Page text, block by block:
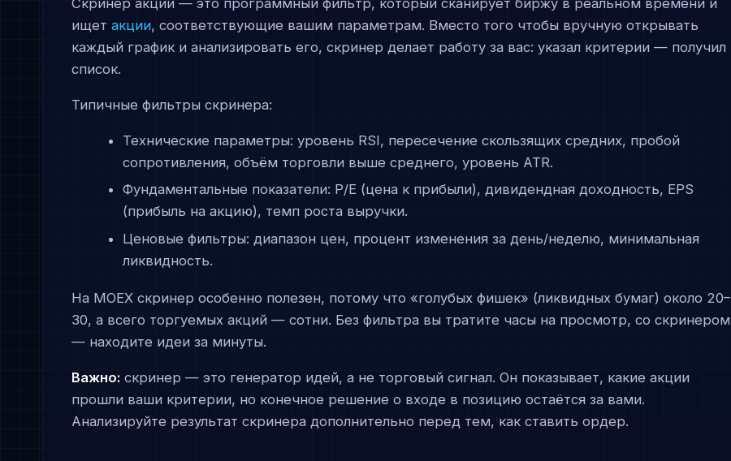
Скринер акций — это программный фильтр, который сканирует биржу в реальном времени и
ищетакции, соответствующие вашим параметрам. Вместо того чтобы вручную открывать
каждый график и анализировать его, скринер делает работу за вас: указал критерии — получил
список.
Типичные фильтры скринера:
Технические параметры: уровень RSI, пересечение скользящих средних, пробой
сопротивления, объём торговли выше среднего, уровень ATR.
Фундаментальные показатели: P/E (цена к прибыли), дивидендная доходность, EPS
(прибыль на акцию), темп роста выручки.
Ценовые фильтры: диапазон цен, процент изменения за день/неделю, минимальная
ликвидность.
На MOEX скринер особенно полезен, потому что «голубых фишек» (ликвидных бумаг) около 20–
30, а всего торгуемых акций — сотни. Без фильтра вы тратите часы на просмотр, со скринером
— находите идеи за минуты.
Важно: скринер — это генератор идей, а не торговый сигнал. Он показывает, какие акции
прошли ваши критерии, но конечное решение о входе в позицию остаётся за вами.
Анализируйте результат скринера дополнительно перед тем, как ставить ордер.